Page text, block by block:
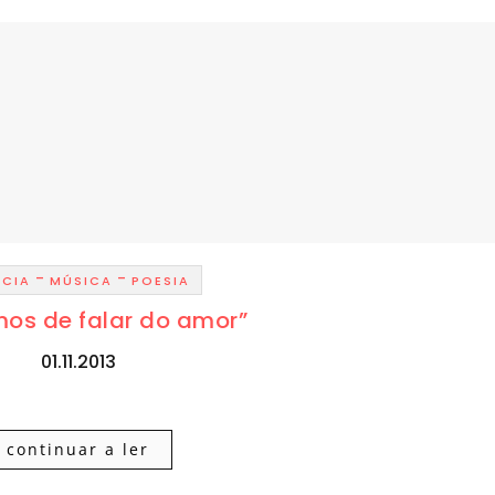
- MÚSICA - POESIA
de falar do amor”
01.11.2013
continuar a ler